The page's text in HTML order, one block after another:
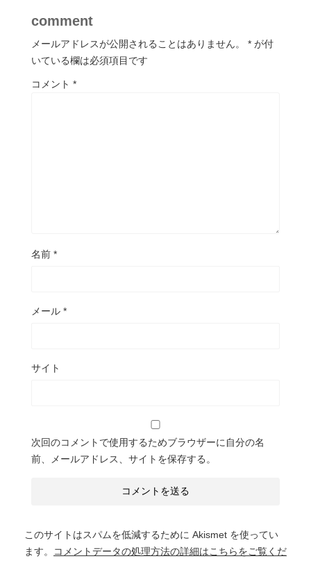
comment
メールアドレスが公開されることはありません。 * が付
いている欄は必須項目です
コメント *
名前 *
メール *
サイト
次回のコメントで使用するためブラウザーに自分の名
前、メールアドレス、サイトを保存する。
このサイトはスパムを低減するために Akismet を使ってい
ます。
コメントデータの処理方法の詳細はこちらをご覧くだ